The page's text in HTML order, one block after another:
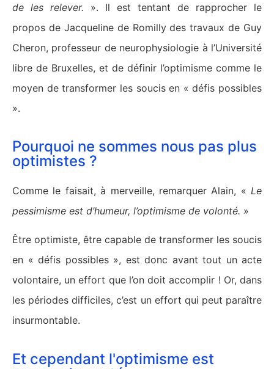
de les relever. ». Il est tentant de rapprocher le
propos de Jacqueline de Romilly des travaux de Guy
Cheron, professeur de neurophysiologie à l’Université
libre de Bruxelles, et de définir l’optimisme comme le
moyen de transformer les soucis en « défis possibles
».
Pourquoi ne sommes nous pas plus
optimistes ?
Comme le faisait, à merveille, remarquer Alain, « Le
pessimisme est d’humeur, l’optimisme de volonté. »
Être optimiste, être capable de transformer les soucis
en « défis possibles », est donc avant tout un acte
volontaire, un effort que l’on doit accomplir ! Or, dans
les périodes difficiles, c’est un effort qui peut paraître
insurmontable.
Et cependant l'optimisme est